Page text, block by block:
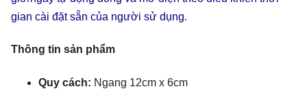
gian cài đặt sẵn của người sử dụng.
Thông tin sản phẩm
Quy cách: Ngang 12cm x 6cm